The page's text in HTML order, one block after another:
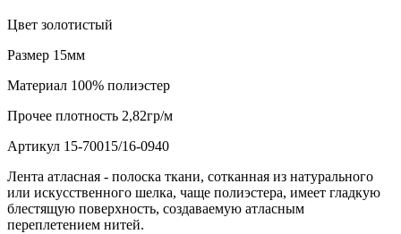
Цвет золотистый
Размер 15мм
Материал 100% полиэстер
Прочее плотность 2,82гр/м
Артикул 15-70015/16-0940
Лента атласная - полоска ткани, сотканная из натурального
или искусственного шелка, чаще полиэстера, имеет гладкую
блестящую поверхность, создаваемую атласным
переплетением нитей.